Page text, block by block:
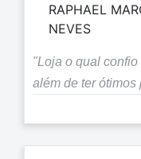
RAPHAEL
NEVES
"Loja o qual confio
além de ter ótimos